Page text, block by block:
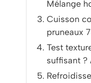
Mélange
Cuisson
pruneaux
Test
suffisant ?